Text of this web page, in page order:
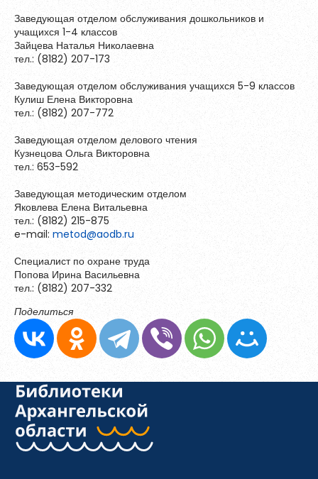
Заведующая отделом обслуживания дошкольников и
учащихся 1-4 классов
Зайцева Наталья Николаевна
тел.: (8182) 207-173
Заведующая отделом обслуживания учащихся 5-9 классов
Кулиш Елена Викторовна
тел.: (8182) 207-772
Заведующая отделом делового чтения
Кузнецова Ольга Викторовна
тел.: 653-592
Заведующая методическим отделом
Яковлева Елена Витальевна
тел.: (8182) 215-875
e-mail: metod@aodb.ru
Специалист по охране труда
Попова Ирина Васильевна
тел.: (8182) 207-332
Поделиться
Уже зарегистрированы?